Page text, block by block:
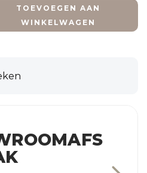
TOEVOEGEN AAN
WINKELWAGEN